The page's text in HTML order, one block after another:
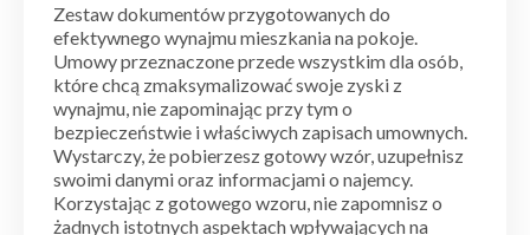
Zestaw dokumentów przygotowanych do
efektywnego wynajmu mieszkania na pokoje.
Umowy przeznaczone przede wszystkim dla osób,
które chcą zmaksymalizować swoje zyski z
wynajmu, nie zapominając przy tym o
bezpieczeństwie i właściwych zapisach umownych.
Wystarczy, że pobierzesz gotowy wzór, uzupełnisz
swoimi danymi oraz informacjami o najemcy.
Korzystając z gotowego wzoru, nie zapomnisz o
żadnych istotnych aspektach wpływających na